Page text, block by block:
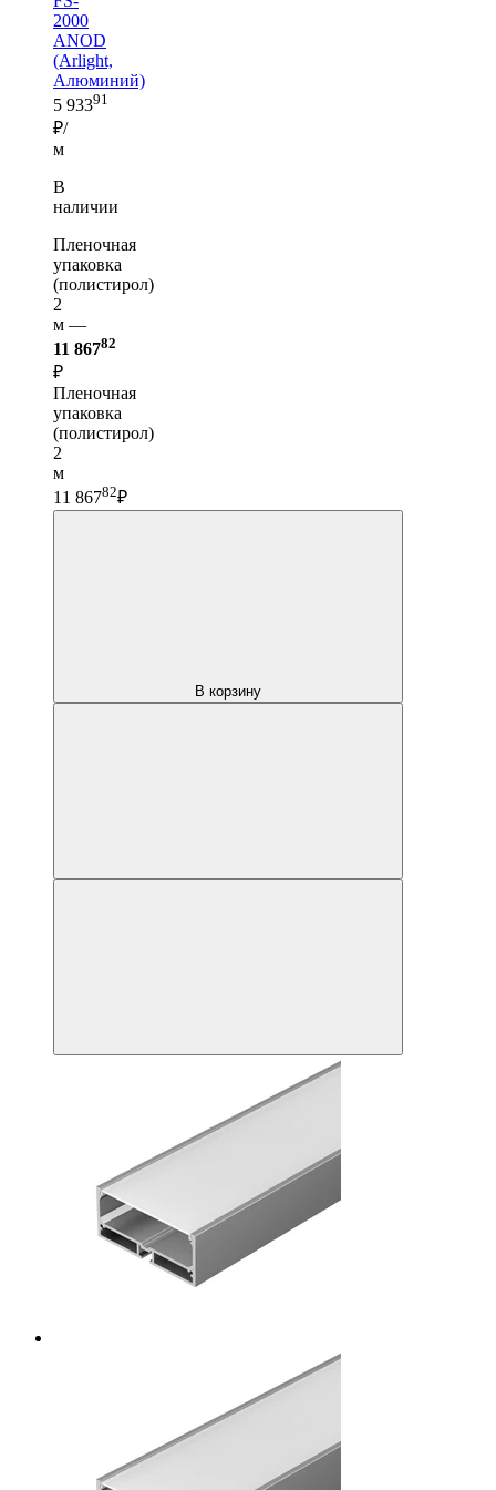
2000
ANOD
(Arlight,
Алюминий)
5 93391
₽/
м
В
наличии
Пленочная
упаковка
(полистирол)
2
м —
11 86782
₽
Пленочная
упаковка
(полистирол)
2
м
11 86782₽
В корзину